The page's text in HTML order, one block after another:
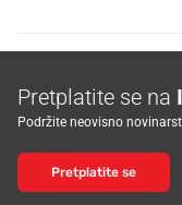
Pretplatite se na
Podržite neovisno
Pretplatite se